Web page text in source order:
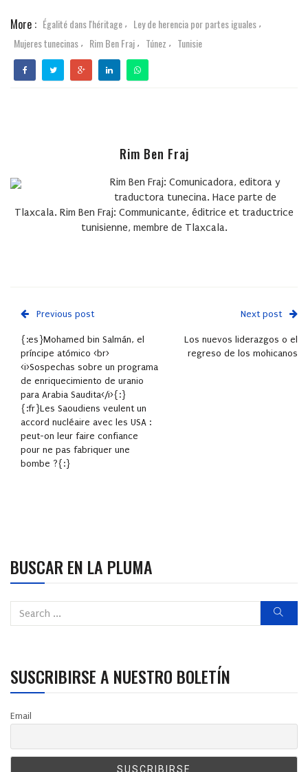
More : Égalité dans l'héritage , Ley de herencia por partes iguales ,
Mujeres tunecinas , Rim Ben Fraj , Túnez , Tunisie
Rim Ben Fraj
Rim Ben Fraj: Comunicadora, editora y
traductora tunecina. Hace parte de
Tlaxcala. Rim Ben Fraj: Communicante, éditrice et traductrice
tunisienne, membre de Tlaxcala.
Previous post
{:es}Mohamed bin Salmán, el
príncipe atómico <br>
<i>Sospechas sobre un programa
de enriquecimiento de uranio
para Arabia Saudita</i>{:}
{:fr}Les Saoudiens veulent un
accord nucléaire avec les USA :
peut-on leur faire confiance
pour ne pas fabriquer une
bombe ?{:}
Next post
Los nuevos liderazgos o el
regreso de los mohicanos
BUSCAR EN LA PLUMA
SUSCRIBIRSE A NUESTRO BOLETÍN
Email